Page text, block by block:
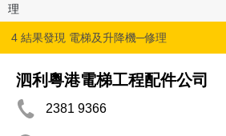
理
4 結果發現 電梯及升降機─修理
泗利粵港電梯工程配件公司
2381 9366